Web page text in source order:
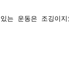
는 운동은 조깅이